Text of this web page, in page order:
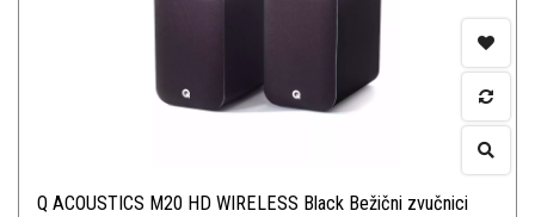
Q ACOUSTICS M20 HD WIRELESS Black Bežični zvučnici